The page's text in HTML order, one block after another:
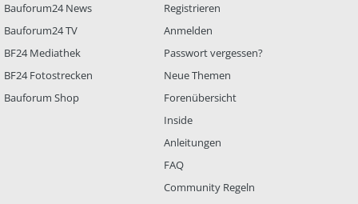
Bauforum24 News
Bauforum24 TV
BF24 Mediathek
BF24 Fotostrecken
Bauforum Shop
Registrieren
Anmelden
Passwort vergessen?
Neue Themen
Forenübersicht
Inside
Anleitungen
FAQ
Community Regeln